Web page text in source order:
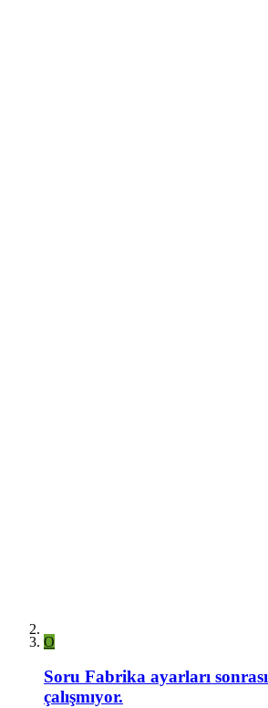
O
Soru Fabrika ayarları
çalışmıyor.